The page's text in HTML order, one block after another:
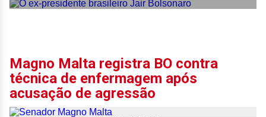
Magno Malta registra BO contra
técnica de enfermagem após
acusação de agressão